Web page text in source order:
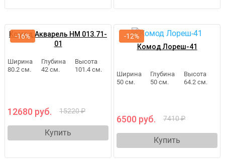
Комод Акварель НМ 013.71-
01
Ширина
80.2 см.
Глубина
42 см.
Высота
101.4 см.
12680 руб. 15220 ₽
Купить
-16%
Комод Лореш-41
Ширина
50 см.
Глубина
50 см.
Высота
64.2 см.
6500 руб. 7410 ₽
Купить
-12%